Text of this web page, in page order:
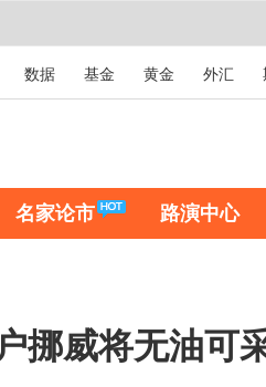
数据 基金 黄金 外汇
名家论市 路演中心
挪威将无油可